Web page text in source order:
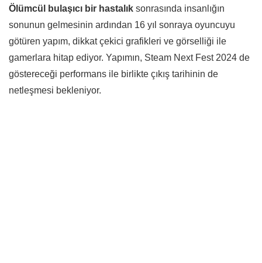
Ölümcül bulaşıcı bir hastalık sonrasında insanlığın
sonunun gelmesinin ardından 16 yıl sonraya oyuncuyu
götüren yapım, dikkat çekici grafikleri ve görselliği ile
gamerlara hitap ediyor. Yapımın, Steam Next Fest 2024 de
göstereceği performans ile birlikte çıkış tarihinin de
netleşmesi bekleniyor.